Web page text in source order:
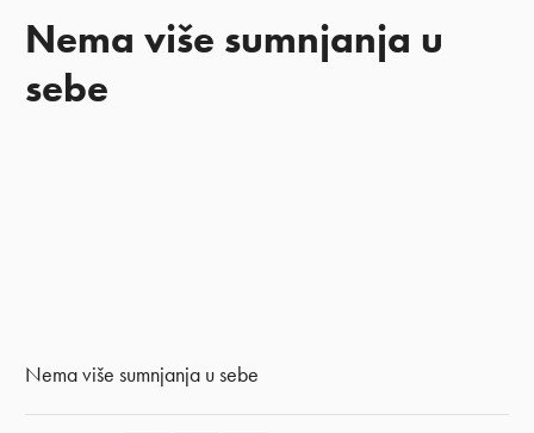
Nema više sumnjanja u
sebe
Nema više sumnjanja u sebe